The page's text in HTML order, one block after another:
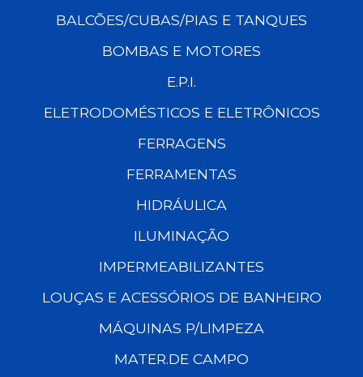
BALCÕES/CUBAS/PIAS E TANQUES
BOMBAS E MOTORES
E.P.I.
ELETRODOMÉSTICOS E ELETRÔNICOS
FERRAGENS
FERRAMENTAS
HIDRÁULICA
ILUMINAÇÃO
IMPERMEABILIZANTES
LOUÇAS E ACESSÓRIOS DE BANHEIRO
MÁQUINAS P/LIMPEZA
MATER.DE CAMPO